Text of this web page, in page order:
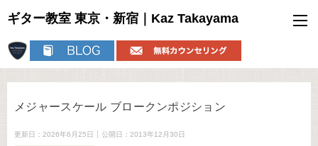
ギター教室 東京・新宿｜Kaz Takayama
メジャースケール ブロークンポジション
更新日： 2026年6月25日 公開日： 2013年12月30日